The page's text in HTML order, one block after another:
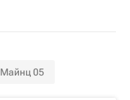
Майнц 05